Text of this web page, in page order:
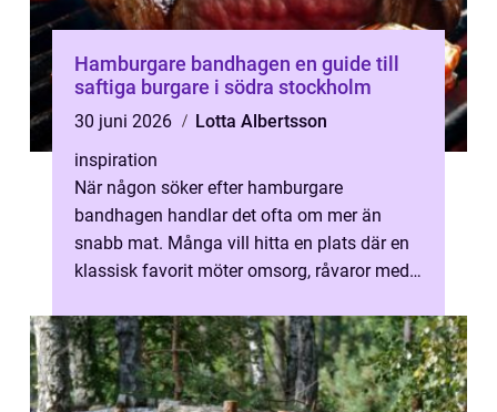
Hamburgare bandhagen en guide till
saftiga burgare i södra stockholm
30 juni 2026
Lotta Albertsson
inspiration
När någon söker efter hamburgare
bandhagen handlar det ofta om mer än
snabb mat. Många vill hitta en plats där en
klassisk favorit möter omsorg, råvaror med